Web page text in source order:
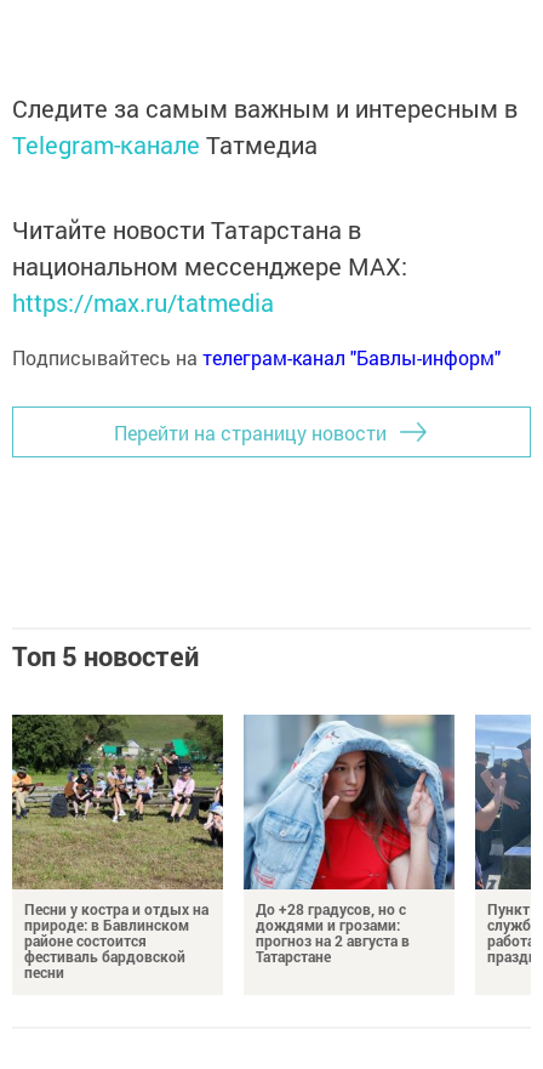
Следите за самым важным и интересным в
Telegram-канале Татмедиа
Читайте новости Татарстана в
национальном мессенджере MАХ:
https://max.ru/tatmedia
Подписывайтесь на телеграм-канал "Бавлы-информ"
Перейти на страницу новости
Топ 5 новостей
Песни у костра и отдых на
природе: в Бавлинском
районе состоится
фестиваль бардовской
песни
До +28 градусов, но с
дождями и грозами:
прогноз на 2 августа в
Татарстане
Пункт
службу